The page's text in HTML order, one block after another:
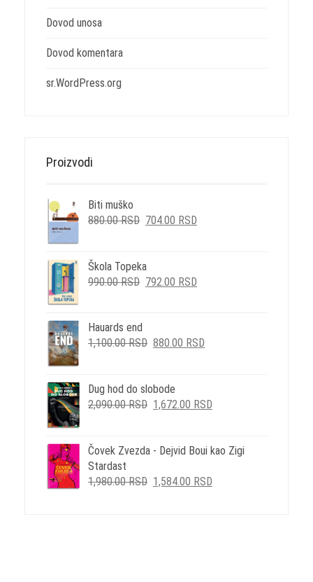
Dovod unosa
Dovod komentara
sr.WordPress.org
Proizvodi
Biti muško
880.00RSD ORIGINALNA
BILA:
880.00 RSD.
704.00 RSD
Škola Topeka
990.00RSD ORIGINALNA
990.00 RSD.
792.00 RSD
Hauards end
1,100.00RSD ORIGINALNA
BILA:
1,100.00 RSD.
880.00 RSD
Dug hod do slobode
2,090.00RSD ORIGINALNA
BILA:
1,672.00 RSD
1,672.00 RSD.
Čovek Zvezda - Dejvid Boui kao Zigi
Stardast
1,980.00RSD ORIGINALNA
1,584.00 RSD